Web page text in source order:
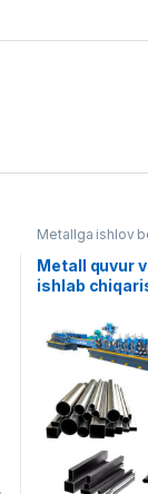
Metallga ishlov
liniyalar
Metall quvur
ishlab